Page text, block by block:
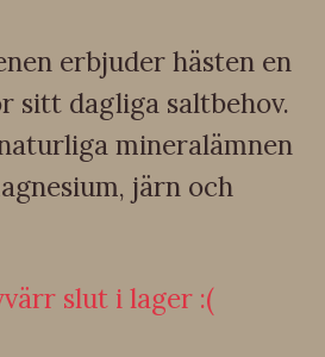
erbjuder hästen en
sitt dagliga saltbehov.
mineralämnen
järn och
slut i lager :(